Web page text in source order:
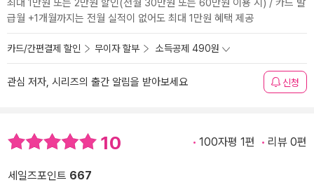
최대 1만원 또는 2만원 할인(전월 30만원 또는 60만원 이용 시) / 카드 발
급월 +1개월까지는 전월 실적이 없어도 최대 1만원 혜택 제공
카드/간편결제 할인 무이자 할부 소득공제 490원
관심 저자, 시리즈의 출간 알림을 받아보세요 신청
10 100자평 1편 리뷰 0편
세일즈포인트 667